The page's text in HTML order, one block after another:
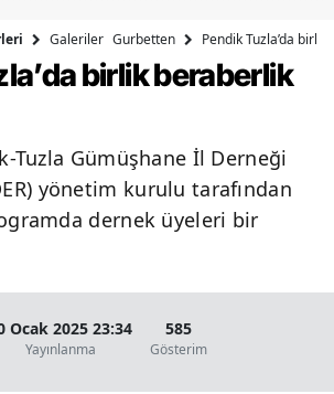
Bingöl
Bolu
Çanakkale
Çankırı
Galeriler Gurbetten Pendik Tuzla’da
birlik beraberlik
Tuzla Gümüşhane İl Derneği
yönetim kurulu tarafından
dernek üyeleri bir
Ocak 2025 23:34
Yayınlanma
585
Gösterim